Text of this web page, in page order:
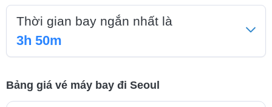
Thời gian bay ngắn nhất là
3h 50m
Bảng giá vé máy bay đi Seoul